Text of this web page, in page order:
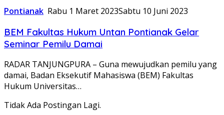
Pontianak Rabu 1 Maret 2023Sabtu 10 Juni 2023
BEM Fakultas Hukum Untan Pontianak Gelar
Seminar Pemilu Damai
RADAR TANJUNGPURA – Guna mewujudkan pemilu yang
damai, Badan Eksekutif Mahasiswa (BEM) Fakultas
Hukum Universitas…
Tidak Ada Postingan Lagi.